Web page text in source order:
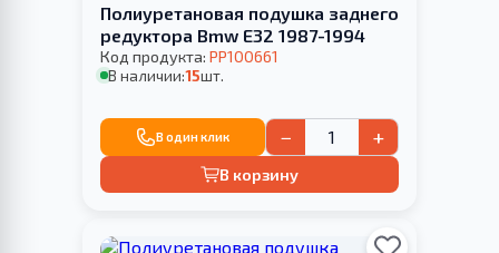
Полиуретановая подушка заднего
редуктора Bmw E32 1987-1994
Код продукта: PP100661
В наличии:15шт.
В один клик − +
В корзину